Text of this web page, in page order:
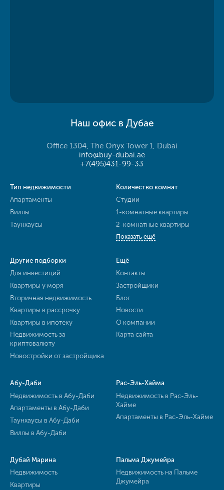
Наш офис в Дубае
Office 1304, The Onyx Tower 1, Dubai
info@buy-dubai.ae
+7(495)431-99-33
Тип недвижимости
Апартаменты
Виллы
Таунхаусы
Количество комнат
Студии
1-комнатные квартиры
2-комнатные квартиры
Показать ещё
Другие подборки
Для инвестиций
Квартиры у моря
Вторичная недвижимость
Квартиры в рассрочку
Квартиры в ипотеку
Недвижимость за
криптовалюту
Новостройки от застройщика
Ещё
Контакты
Застройщики
Блог
Новости
О компании
Карта сайта
Абу-Даби
Недвижимость в Абу-Даби
Апартаменты в Абу-Даби
Таунхаусы в Абу-Даби
Виллы в Абу-Даби
Рас-Эль-Хайма
Недвижимость в Рас-Эль-
Хайме
Апартаменты в Рас-Эль-Хайме
Дубай Марина
Недвижимость
Квартиры
Пальма Джумейра
Недвижимость на Пальме
Джумейра